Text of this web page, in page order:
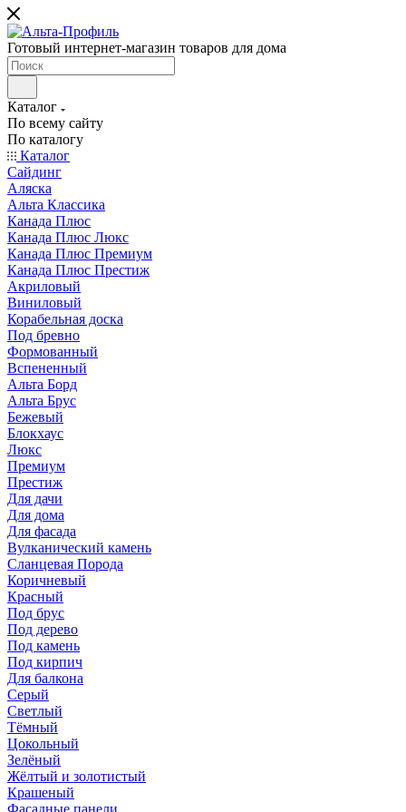
Готовый интернет-магазин товаров для дома
Каталог
По всему сайту
По каталогу
Каталог
Сайдинг
Аляска
Альта Классика
Канада Плюс
Канада Плюс Люкс
Канада Плюс Премиум
Канада Плюс Престиж
Акриловый
Виниловый
Корабельная доска
Под бревно
Формованный
Вспененный
Альта Борд
Альта Брус
Бежевый
Блокхаус
Люкс
Премиум
Престиж
Для дачи
Для дома
Для фасада
Вулканический камень
Сланцевая Порода
Коричневый
Красный
Под брус
Под дерево
Под камень
Под кирпич
Для балкона
Серый
Светлый
Тёмный
Цокольный
Зелёный
Жёлтый и золотистый
Крашеный
Фасадные панели